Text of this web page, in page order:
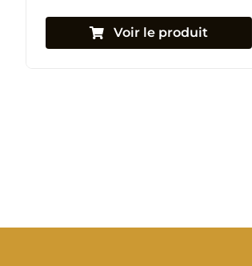
Voir le produit